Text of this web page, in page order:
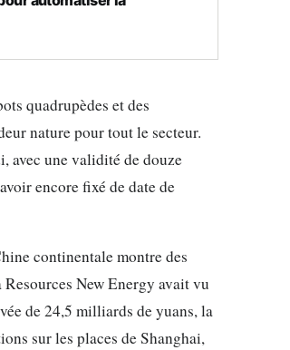
quadrupèdes et des
nature pour tout le secteur.
avec une validité de douze
encore fixé de date de
continentale montre des
New Energy avait vu
de 24,5 milliards de yuans, la
sur les places de Shanghai,